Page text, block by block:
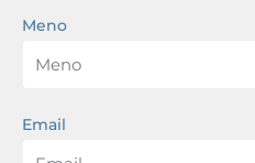
Meno
Email